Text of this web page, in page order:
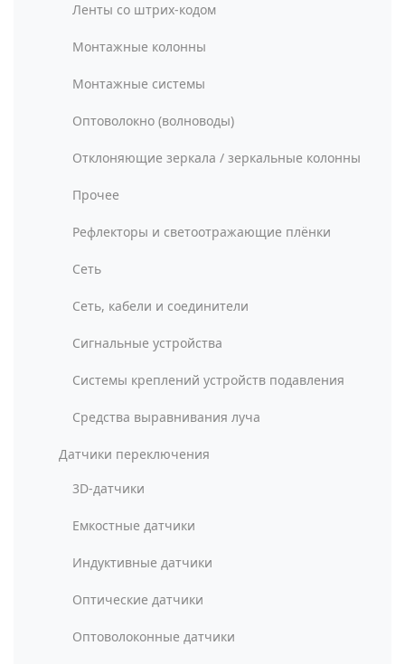
Ленты со штрих-кодом
Монтажные колонны
Монтажные системы
Оптоволокно (волноводы)
Отклоняющие зеркала / зеркальные колонны
Прочее
Рефлекторы и светоотражающие плёнки
Сеть
Сеть, кабели и соединители
Сигнальные устройства
Системы креплений устройств подавления
Средства выравнивания луча
Датчики переключения
3D-датчики
Емкостные датчики
Индуктивные датчики
Оптические датчики
Оптоволоконные датчики